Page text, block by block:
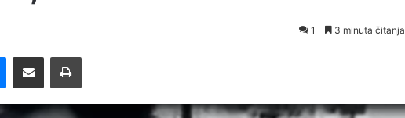
1 3 minuta čitanja
Messenger
Pošalji preko E-Maila Printaj